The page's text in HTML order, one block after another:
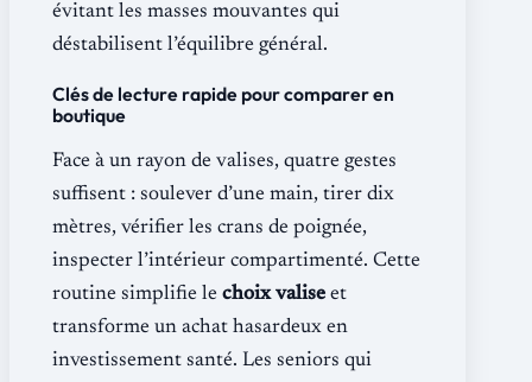
évitant les masses mouvantes qui
déstabilisent l’équilibre général.
Clés de lecture rapide pour comparer en
boutique
Face à un rayon de valises, quatre gestes
suffisent : soulever d’une main, tirer dix
mètres, vérifier les crans de poignée,
inspecter l’intérieur compartimenté. Cette
routine simplifie le choix valise et
transforme un achat hasardeux en
investissement santé. Les seniors qui